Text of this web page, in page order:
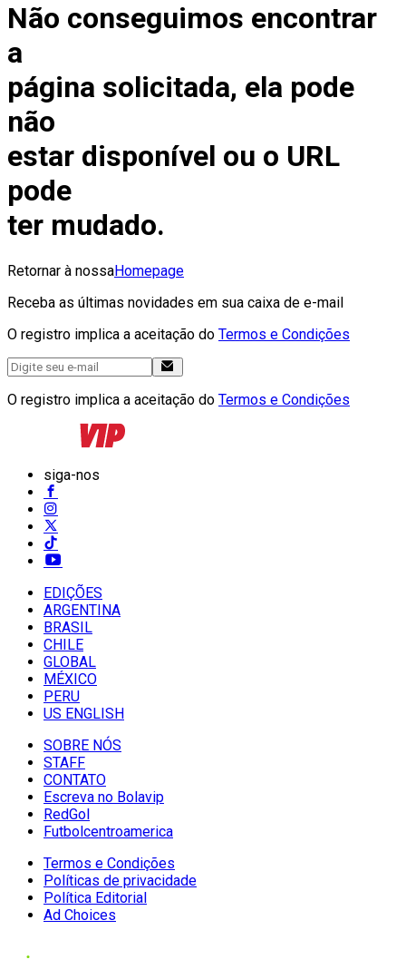
Não conseguimos encontrar
a
página solicitada, ela pode
não
estar disponível ou o URL
pode
ter mudado.
Retornar à nossaHomepage
Receba as últimas novidades em sua caixa de e-mail
O registro implica a aceitação do Termos e Condições
O registro implica a aceitação do Termos e Condições
siga-nos
EDIÇÕES
ARGENTINA
BRASIL
CHILE
GLOBAL
MÉXICO
PERU
US ENGLISH
SOBRE NÓS
STAFF
CONTATO
Escreva no Bolavip
RedGol
Futbolcentroamerica
Termos e Condições
Políticas de privacidade
Política Editorial
Ad Choices